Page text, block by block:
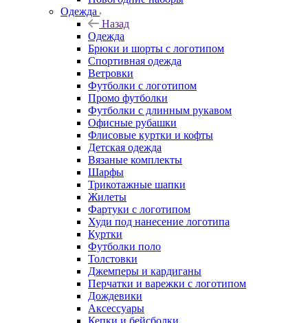
Одежда
Назад
Одежда
Брюки и шорты с логотипом
Спортивная одежда
Ветровки
Футболки с логотипом
Промо футболки
Футболки с длинным рукавом
Офисные рубашки
Флисовые куртки и кофты
Детская одежда
Вязаные комплекты
Шарфы
Трикотажные шапки
Жилеты
Фартуки с логотипом
Худи под нанесение логотипа
Куртки
Футболки поло
Толстовки
Джемперы и кардиганы
Перчатки и варежки с логотипом
Дождевики
Аксессуары
Кепки и бейсболки